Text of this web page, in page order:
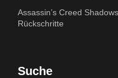
Assassin’s Creed
Rückschritte
Suche